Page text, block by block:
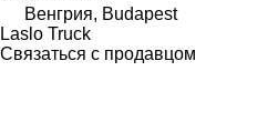
Венгрия, Budapest
Laslo Truck
Связаться с продавцом